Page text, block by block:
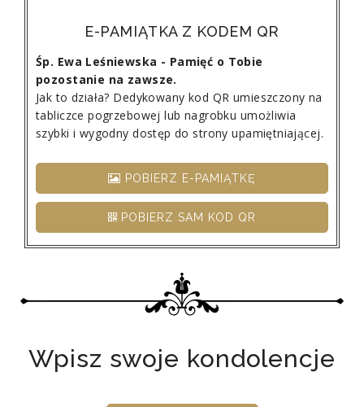
E-PAMIĄTKA Z KODEM QR
Śp. Ewa Leśniewska - Pamięć o Tobie
pozostanie na zawsze.
Jak to działa? Dedykowany kod QR umieszczony na
tabliczce pogrzebowej lub nagrobku umożliwia
szybki i wygodny dostęp do strony upamiętniającej.
POBIERZ E-PAMIĄTKĘ
POBIERZ SAM KOD QR
Wpisz swoje kondolencje